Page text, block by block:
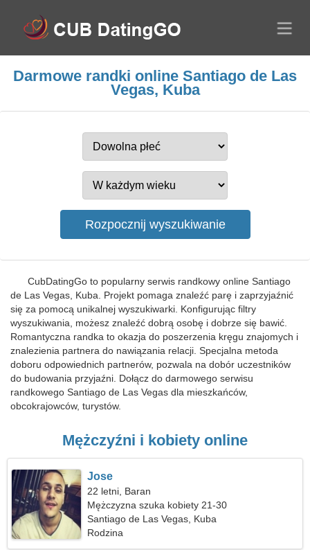
Darmowe randki online Santiago de Las
Vegas, Kuba
CubDatingGo to popularny serwis randkowy online Santiago
de Las Vegas, Kuba. Projekt pomaga znaleźć parę i zaprzyjaźnić
się za pomocą unikalnej wyszukiwarki. Konfigurując filtry
wyszukiwania, możesz znaleźć dobrą osobę i dobrze się bawić.
Romantyczna randka to okazja do poszerzenia kręgu znajomych i
znalezienia partnera do nawiązania relacji. Specjalna metoda
doboru odpowiednich partnerów, pozwala na dobór uczestników
do budowania przyjaźni. Dołącz do darmowego serwisu
randkowego Santiago de Las Vegas dla mieszkańców,
obcokrajowców, turystów.
Mężczyźni i kobiety online
Jose
22 letni, Baran
Mężczyzna szuka kobiety 21-30
Santiago de Las Vegas, Kuba
Rodzina